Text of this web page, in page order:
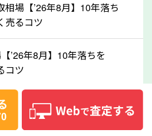
ースは珍しくないため、まず
料査定をお試しください。
で買取価格アップも！
は、車内のシートや座席の下
です。シミや汚れが付着して
相場【’26年8月】10年落ち
売るコツ
’26年8月】10年落ちを
コツ
は個人情報なし・電話な
がわかるシミュレーション